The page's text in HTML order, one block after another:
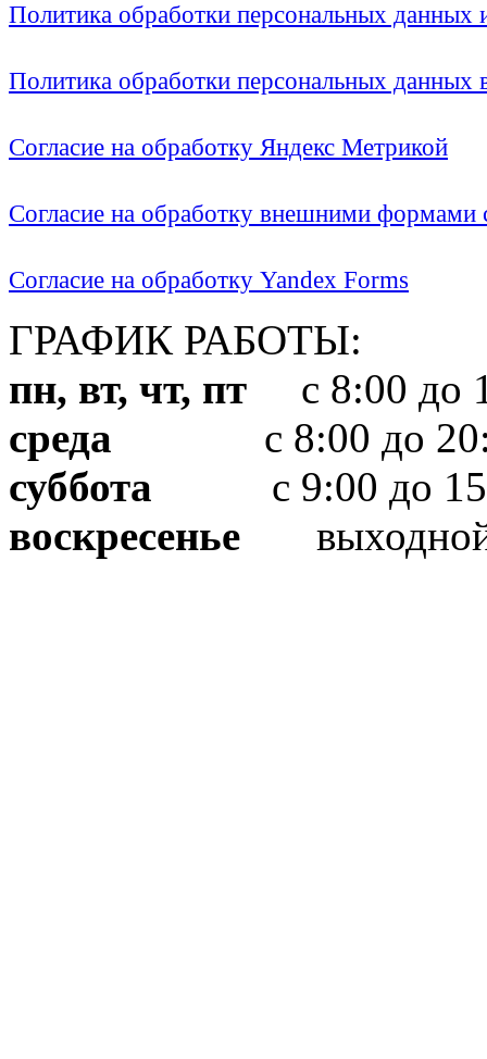
Политика обработки персональных
Политика обработки персональных
Согласие на обработку Яндекс Метрикой
Согласие на обработку внешними формами
Согласие на обработку Yandex Forms
ГРАФИК РАБОТЫ:
пн, вт, чт, пт с 8:00 до
среда с 8:00 до
суббота с 9:00 до
воскресенье